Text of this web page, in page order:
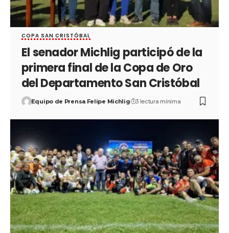
COPA SAN CRISTÓBAL
El senador Michlig participó de la
primera final de la Copa de Oro
del Departamento San Cristóbal
Equipo de Prensa Felipe Michlig 3 lectura mínima